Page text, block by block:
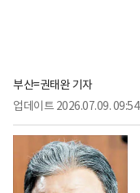
부산=권태완 기자
업데이트 2026.07.09. 09:54